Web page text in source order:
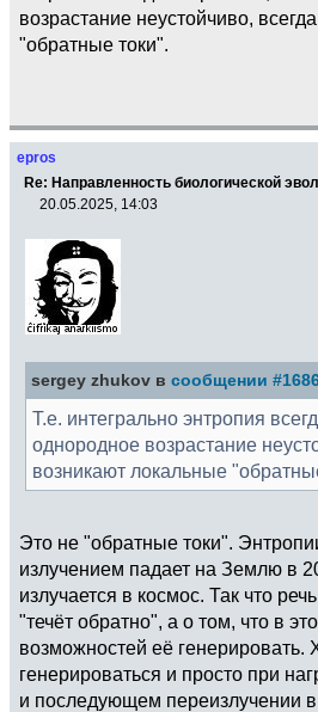
возрастание неустойчиво,
"обратные токи".
epros
Re: Направленность биологической
20.05.2025, 14:03
sergey zhukov в сообщении
Т.е. интегрально энтропия
однородное возрастание
возникают локальные
Это не "обратные токи".
излучением падает на Землю в
излучается в космос. Так что
"течёт обратно", а о том, что в
возможностей её генерировать.
генерироваться и просто при
и последующем переизлучении в